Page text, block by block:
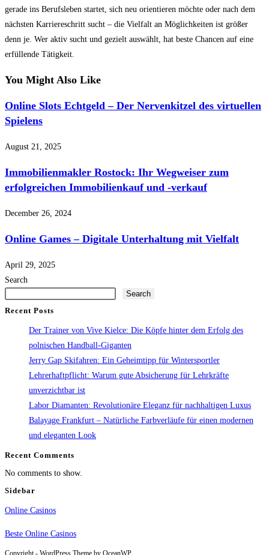
gerade ins Berufsleben startet, sich neu orientieren möchte oder nach dem
nächsten Karriereschritt sucht – die Vielfalt an Möglichkeiten ist größer
denn je. Wer aktiv sucht und gezielt auswählt, hat beste Chancen auf eine
erfüllende Tätigkeit.
You Might Also Like
Online Slots Echtgeld – Der Nervenkitzel des virtuellen
Spielens
August 21, 2025
Immobilienmakler Rostock: Ihr Wegweiser zum
erfolgreichen Immobilienkauf und -verkauf
December 26, 2024
Online Games – Digitale Unterhaltung mit Vielfalt
April 29, 2025
Search
Search
Recent Posts
Der Trainer von Vive Kielce: Die Köpfe hinter dem Erfolg des
polnischen Handball-Giganten
Jerry Gap Skifahren: Ein Geheimtipp für Wintersportler
Lehrerhaftpflicht: Warum gute Absicherung für Lehrkräfte
unverzichtbar ist
Labor Diamanten: Revolutionäre Eleganz für nachhaltigen Luxus
Balayage Frankfurt – Natürliche Farbverläufe für einen modernen
und eleganten Look
Recent Comments
No comments to show.
Sidebar
Online Casinos
Beste Online Casinos